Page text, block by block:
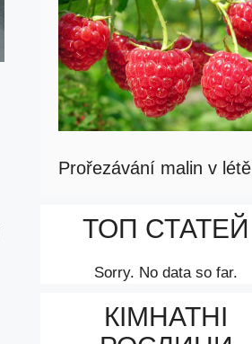
Prořezávání malin v létě
ТОП СТАТЕЙ
Sorry. No data so far.
КІМНАТНІ